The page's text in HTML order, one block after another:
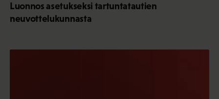
Luonnos asetukseksi tartuntatautien
neuvottelukunnasta